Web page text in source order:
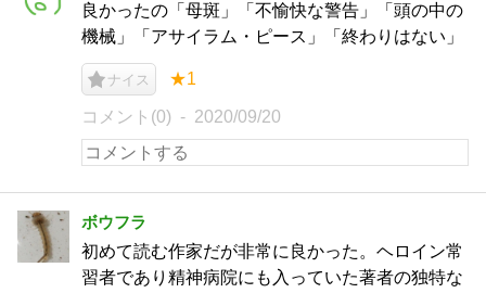
良かったの「母斑」「不愉快な警告」「頭の中の
機械」「アサイラム・ピース」「終わりはない」
ナイス ★1
コメント(0) 2020/09/20
ボウフラ
初めて読む作家だが非常に良かった。ヘロイン常
習者であり精神病院にも入っていた著者の独特な